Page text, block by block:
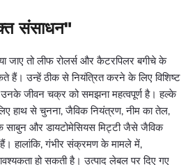
संसाधन"
जाए तो लीफ रोलर्स और कैटरपिलर बगीचे के
हैं। उन्हें ठीक से नियंत्रित करने के लिए विशिष्ट
उनके जीवन चक्र को समझना महत्वपूर्ण है। हल्के
हाथ से चुनना, जैविक नियंत्रण, नीम का तेल,
साबुन और डायटोमेसियस मिट्टी जैसे जैविक
हालांकि, गंभीर संक्रमण के मामले में,
हो सकती है। उत्पाद लेबल पर दिए गए